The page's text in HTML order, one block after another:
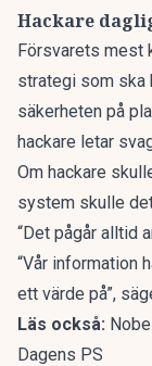
Hackare
Försvarets mest
strategi som ska
säkerheten på
hackare letar
Om hackare
system skulle
“Det pågår alltid
“Vår information
ett värde på”,
Läs också:
Dagens PS